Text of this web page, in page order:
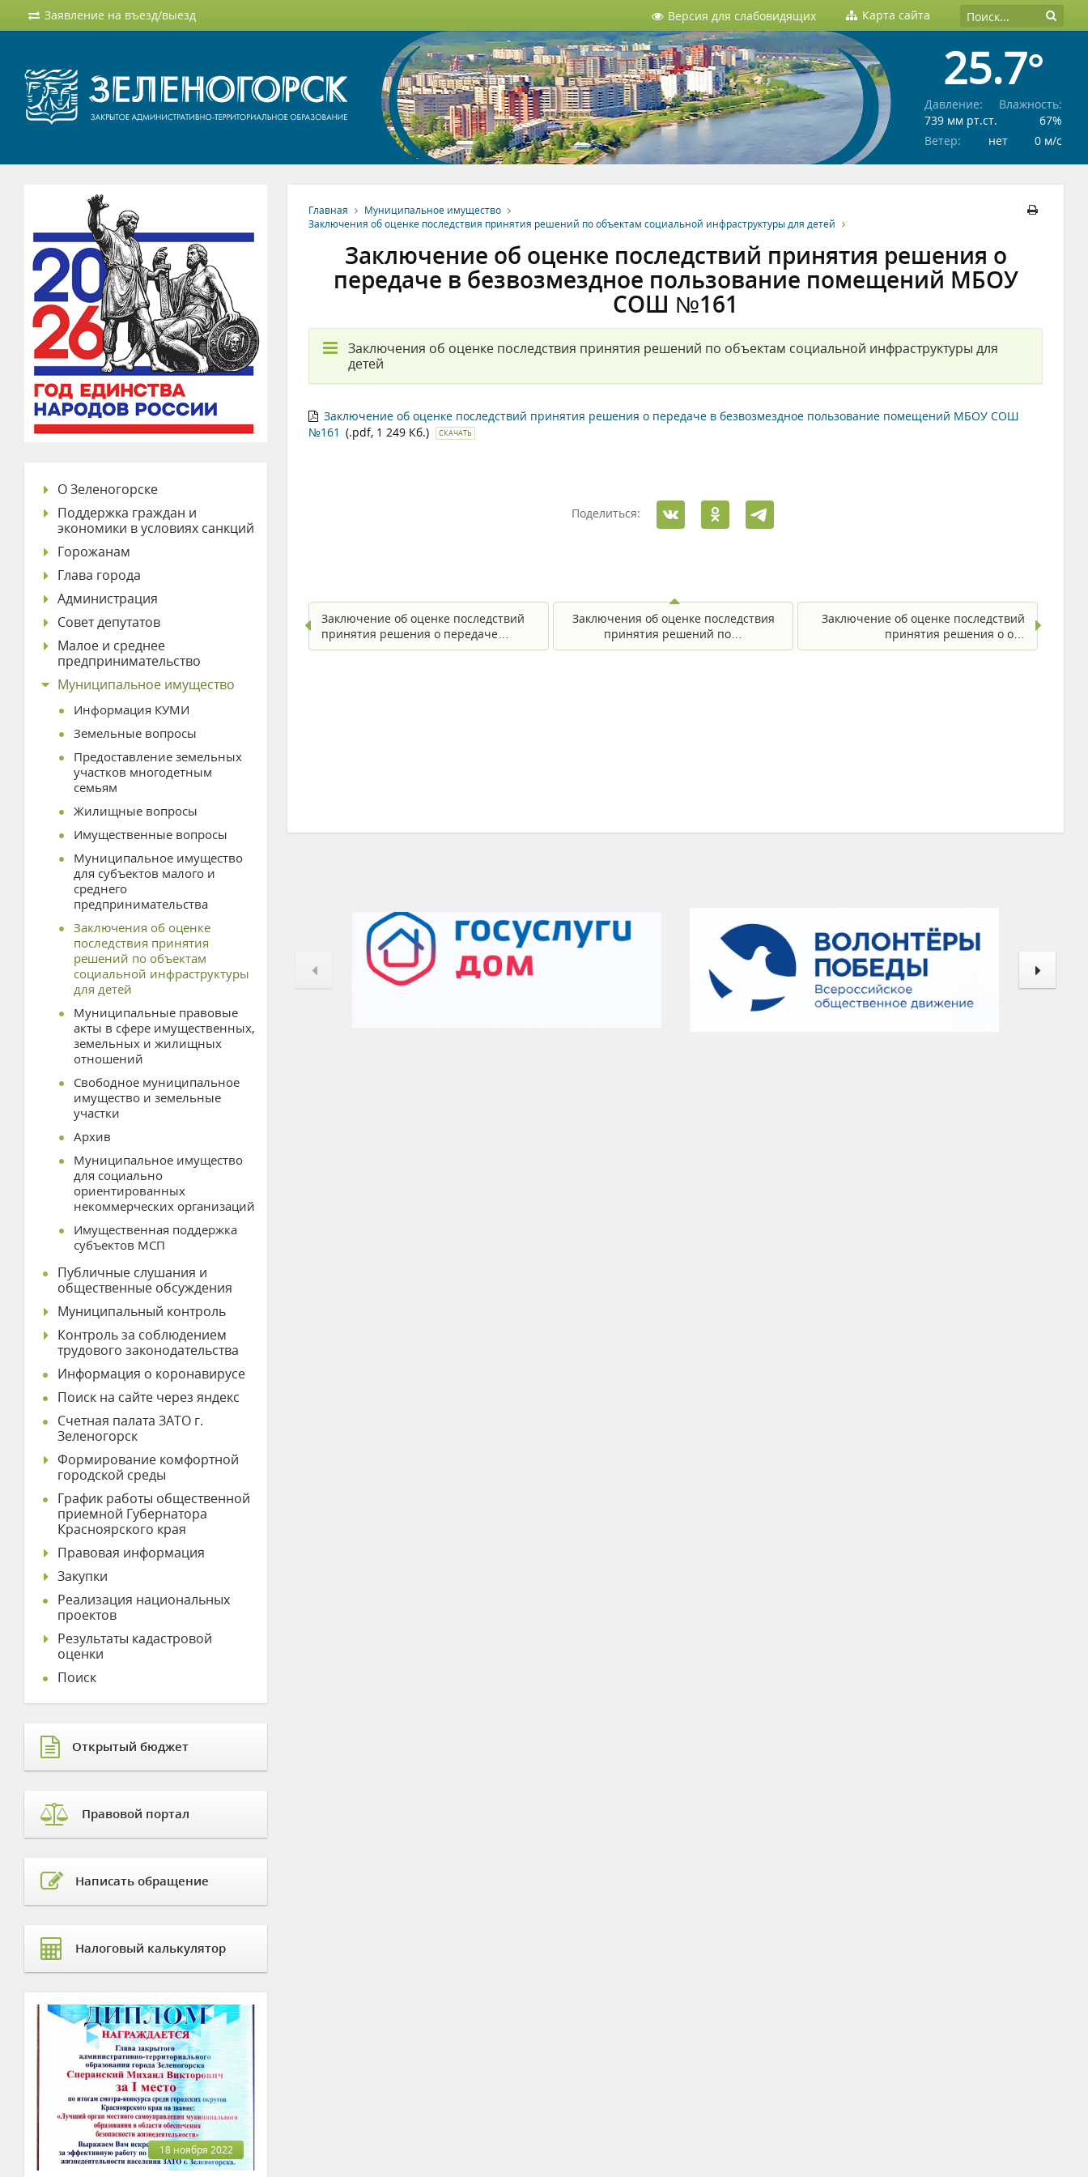
Заявление на въезд/выезд Версия для слабовидящих Карта сайта
25.7°
Давление:
739 мм рт.ст.
Влажность:
67%
Ветер:
нет 0 м/c
Главная
Муниципальное имущество
Заключения об оценке последствия принятия решений по объектам социальной инфраструктуры для детей
Заключение об оценке последствий принятия решения о
передаче в безвозмездное пользование помещений МБОУ
СОШ №161
Заключения об оценке последствия принятия решений по объектам социальной инфраструктуры для
детей
Заключение об оценке последствий принятия решения о передаче в безвозмездное пользование помещений МБОУ СОШ
№161 (.pdf, 1 249 Кб.) СКАЧАТЬ
Поделиться:
Заключение об оценке последствий
принятия решения о передаче…
Заключения об оценке последствия
принятия решений по…
Заключение об оценке последствий
принятия решения о о…
О Зеленогорске
Поддержка граждан и
экономики в условиях санкций
Горожанам
Глава города
Администрация
Совет депутатов
Малое и среднее
предпринимательство
Муниципальное имущество
Информация КУМИ
Земельные вопросы
Предоставление земельных
участков многодетным
семьям
Жилищные вопросы
Имущественные вопросы
Муниципальное имущество
для субъектов малого и
среднего
предпринимательства
Заключения об оценке
последствия принятия
решений по объектам
социальной инфраструктуры
для детей
Муниципальные правовые
акты в сфере имущественных,
земельных и жилищных
отношений
Свободное муниципальное
имущество и земельные
участки
Архив
Муниципальное имущество
для социально
ориентированных
некоммерческих организаций
Имущественная поддержка
субъектов МСП
Публичные слушания и
общественные обсуждения
Муниципальный контроль
Контроль за соблюдением
трудового законодательства
Информация о коронавирусе
Поиск на сайте через яндекс
Счетная палата ЗАТО г.
Зеленогорск
Формирование комфортной
городской среды
График работы общественной
приемной Губернатора
Красноярского края
Правовая информация
Закупки
Реализация национальных
проектов
Результаты кадастровой
оценки
Поиск
Открытый бюджет
Правовой портал
Написать обращение
Налоговый калькулятор
18 ноября 2022